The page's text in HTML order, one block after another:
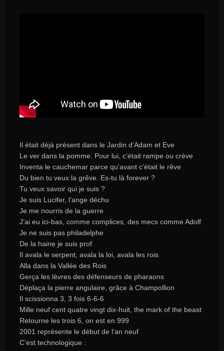
Il était déjà présent dans le Jardin d’Adam et Eve
Le ver dans la pomme. Pour lui, c’était rampe ou crève
Inventa le cauchemar parce qu’avant c’était le rêve
Du bien tu veux la grêve. Es-tu là forever ?
Tu veux savoir qui je suis ?
Je suis Lucifer, l’ange déchu
Je me nourris de la guerre
J’ai eu ici-bas, comme complices, des mecs comme Adolf
Je ne suis pas philadelphe
De la haine je suis prof
Il avala le serpent, avala la loi, avala les rois
Alla dans la Vallée des Rois
Gerça les lèvres des défenseurs de pharaons
Déplaça la pierre angulaire, grâce à Champollion
Il scissionna 3, 3 fois 6-6-6
Mille neuf cent quatre vingt dix-huit, the mark of the beast
Retourne les trois 6, on est en 999
2001 représente le début de l’an neuf
C’est technologique :